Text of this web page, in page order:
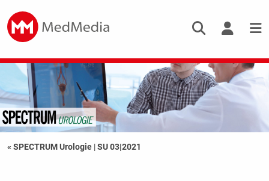
« SPECTRUM Urologie |SU 03|2021